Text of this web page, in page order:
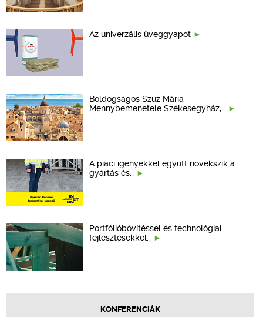
Az univerzális üveggyapot
Boldogságos Szűz Mária
Mennybemenetele Székesegyház,…
A piaci igényekkel együtt növekszik a
gyártás és…
Portfólióbővítéssel és technológiai
fejlesztésekkel…
KONFERENCIÁK